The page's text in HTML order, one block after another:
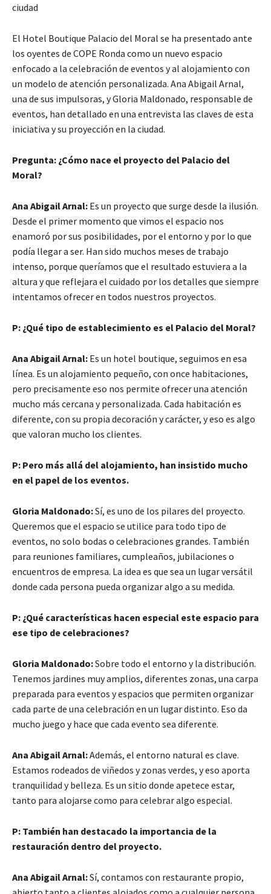
ciudad
El Hotel Boutique Palacio del Moral se ha presentado ante
los oyentes de COPE Ronda como un nuevo espacio
enfocado a la celebración de eventos y al alojamiento con
un modelo de atención personalizada. Ana Abigail Arnal,
una de sus impulsoras, y Gloria Maldonado, responsable de
eventos, han detallado en una entrevista las claves de esta
iniciativa y su proyección en la ciudad.
Pregunta: ¿Cómo nace el proyecto del Palacio del
Moral?
Ana Abigail Arnal: Es un proyecto que surge desde la ilusión.
Desde el primer momento que vimos el espacio nos
enamoró por sus posibilidades, por el entorno y por lo que
podía llegar a ser. Han sido muchos meses de trabajo
intenso, porque queríamos que el resultado estuviera a la
altura y que reflejara el cuidado por los detalles que siempre
intentamos ofrecer en todos nuestros proyectos.
P: ¿Qué tipo de establecimiento es el Palacio del Moral?
Ana Abigail Arnal: Es un hotel boutique, seguimos en esa
línea. Es un alojamiento pequeño, con once habitaciones,
pero precisamente eso nos permite ofrecer una atención
mucho más cercana y personalizada. Cada habitación es
diferente, con su propia decoración y carácter, y eso es algo
que valoran mucho los clientes.
P: Pero más allá del alojamiento, han insistido mucho
en el papel de los eventos.
Gloria Maldonado:Sí, es uno de los pilares del proyecto.
Queremos que el espacio se utilice para todo tipo de
eventos, no solo bodas o celebraciones grandes. También
para reuniones familiares, cumpleaños, jubilaciones o
encuentros de empresa. La idea es que sea un lugar versátil
donde cada persona pueda organizar algo a su medida.
P: ¿Qué características hacen especial este espacio para
ese tipo de celebraciones?
Gloria Maldonado:Sobre todo el entorno y la distribución.
Tenemos jardines muy amplios, diferentes zonas, una carpa
preparada para eventos y espacios que permiten organizar
cada parte de una celebración en un lugar distinto. Eso da
mucho juego y hace que cada evento sea diferente.
Ana Abigail Arnal:Además, el entorno natural es clave.
Estamos rodeados de viñedos y zonas verdes, y eso aporta
tranquilidad y belleza. Es un sitio donde apetece estar,
tanto para alojarse como para celebrar algo especial.
P: También han destacado la importancia de la
restauración dentro del proyecto.
Ana Abigail Arnal:Sí, contamos con restaurante propio,